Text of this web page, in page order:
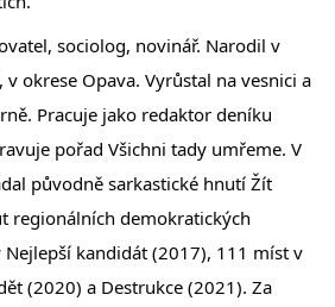
sociolog, novinář. Narodil v
okrese Opava. Vyrůstal na vesnici a
Pracuje jako redaktor deníku
pořad Všichni tady umřeme. V
původně sarkastické hnutí Žít
regionálních demokratických
kandidát (2017), 111 míst v
(2020) a Destrukce (2021). Za